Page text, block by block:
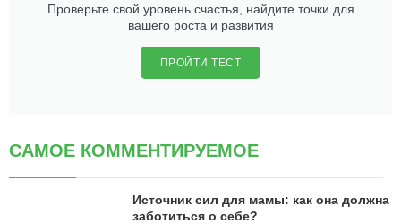
Проверьте свой уровень счастья, найдите точки для
вашего роста и развития
ПРОЙТИ ТЕСТ
САМОЕ КОММЕНТИРУЕМОЕ
Источник сил для мамы: как она должна
заботиться о себе?